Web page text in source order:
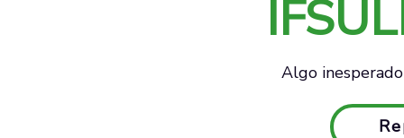
Algo